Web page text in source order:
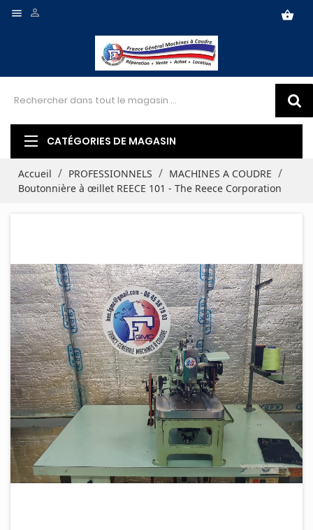
 shopping_basket

CATÉGORIES DE MAGASIN
Accueil PROFESSIONNELS
MACHINES A COUDRE
Boutonnière à œillet REECE 101 - The Reece Corporation